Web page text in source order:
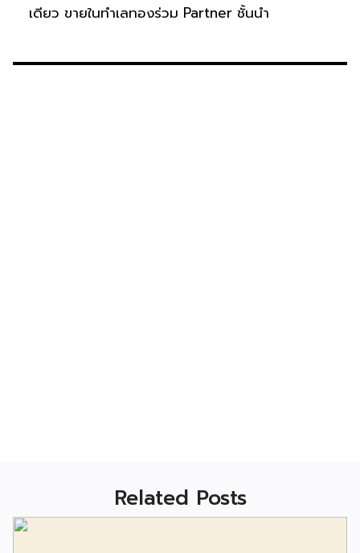
เดียว ขายในทำเลทองร่วม Partner ชั้นนำ
Related Posts